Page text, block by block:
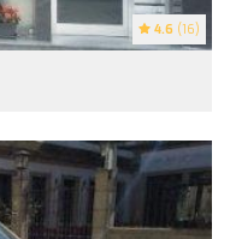
4.6 (16)